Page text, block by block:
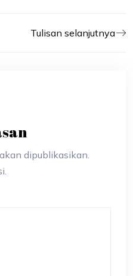
Tulisan selanjutnya
dipublikasikan.